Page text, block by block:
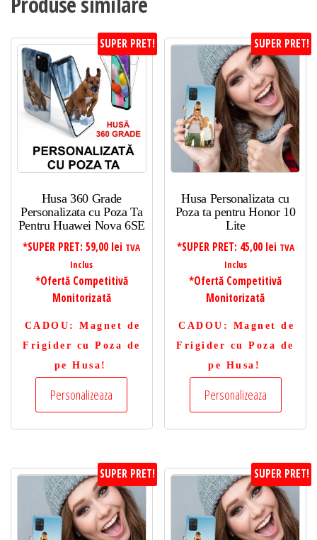
SUPER PRET!
Husa 360 Grade
Personalizata cu Poza Ta
Pentru Huawei Nova 6SE
*SUPER PRET:59,00 lei TVA
Inclus
*Ofertă Competitivă
Monitorizată
CADOU : Magnet de
Frigider cu Poza de
pe Husa!
Personalizeaza
SUPER PRET!
Husa Personalizata cu
Poza ta pentru Honor 10
Lite
*SUPER PRET: 45,00 lei TVA
Inclus
*Ofertă Competitivă
Monitorizată
CADOU : Magnet de
Frigider cu Poza de
pe Husa!
Personalizeaza
SUPER PRET! SUPER PRET!